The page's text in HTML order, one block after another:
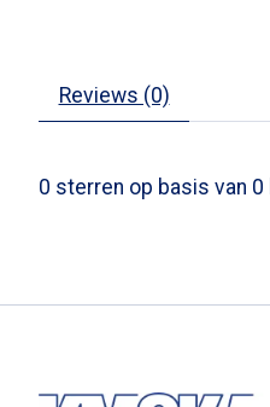
Reviews (0)
0 sterren op basis van 0